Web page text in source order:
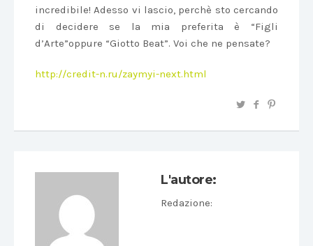
incredibile! Adesso vi lascio, perchè sto cercando
di decidere se la mia preferita è “Figli
d’Arte”oppure “Giotto Beat”. Voi che ne pensate?
http://credit-n.ru/zaymyi-next.html
L'autore:
Redazione: